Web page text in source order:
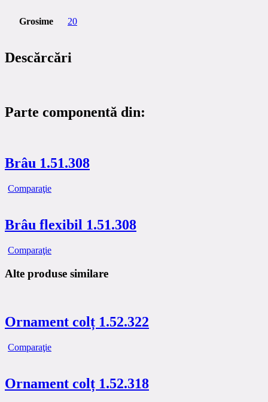
Grosime 20
Descărcări
Parte componentă din:
Brâu 1.51.308
Comparaţie
Brâu flexibil 1.51.308
Comparaţie
Alte produse similare
Ornament colț 1.52.322
Comparaţie
Ornament colț 1.52.318